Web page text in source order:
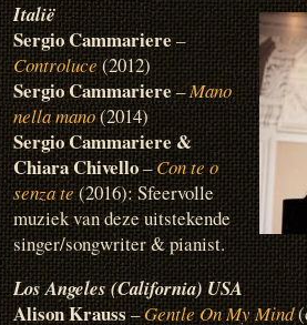
Italië
Sergio Cammariere–
Controluce(2012)
Sergio Cammariere–Mano
nella mano(2014)
Sergio Cammariere &
Chiara Chivello–Con te o
senza te(2016): Sfeervolle
muziek van deze uitstekende
singer/songwriter & pianist.
Los Angeles (California) USA
Alison Krauss–Gentle On My Mind